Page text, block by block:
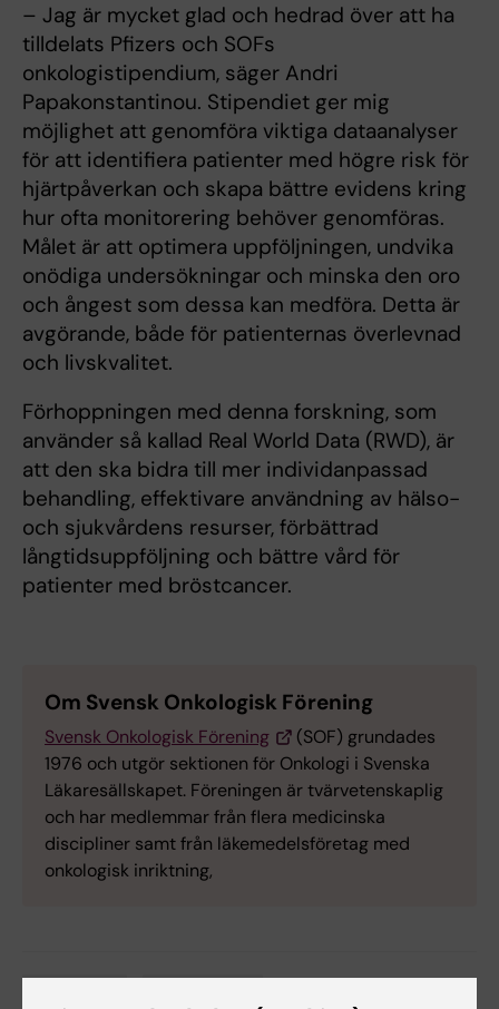
– Jag är mycket glad och hedrad över att ha
tilldelats Pfizers och SOFs
onkologistipendium, säger Andri
Papakonstantinou. Stipendiet ger mig
möjlighet att genomföra viktiga dataanalyser
för att identifiera patienter med högre risk för
hjärtpåverkan och skapa bättre evidens kring
hur ofta monitorering behöver genomföras.
Målet är att optimera uppföljningen, undvika
onödiga undersökningar och minska den oro
och ångest som dessa kan medföra. Detta är
avgörande, både för patienternas överlevnad
och livskvalitet.
Förhoppningen med denna forskning, som
använder så kallad Real World Data (RWD), är
att den ska bidra till mer individanpassad
behandling, effektivare användning av hälso-
och sjukvårdens resurser, förbättrad
långtidsuppföljning och bättre vård för
patienter med bröstcancer.
Om Svensk Onkologisk Förening
Svensk Onkologisk Förening
(SOF) grundades
1976 och utgör sektionen för Onkologi i Svenska
Läkaresällskapet. Föreningen är tvärvetenskaplig
och har medlemmar från flera medicinska
discipliner samt från läkemedelsföretag med
onkologisk inriktning,